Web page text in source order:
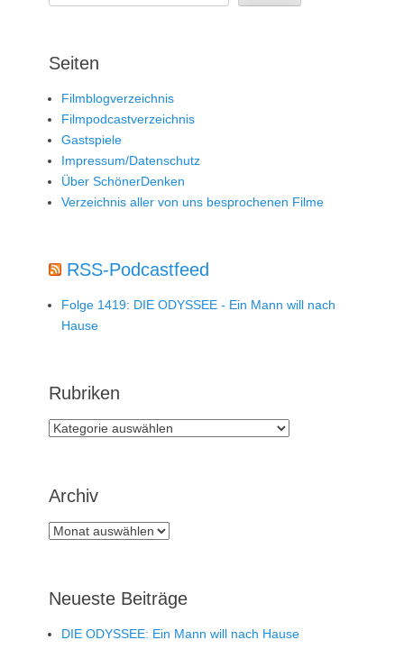
Seiten
Filmblogverzeichnis
Filmpodcastverzeichnis
Gastspiele
Impressum/Datenschutz
Über SchönerDenken
Verzeichnis aller von uns besprochenen Filme
RSS-Podcastfeed
Folge 1419: DIE ODYSSEE - Ein Mann will nach
Hause
Rubriken
Rubriken
Archiv
Archiv
Neueste Beiträge
DIE ODYSSEE: Ein Mann will nach Hause